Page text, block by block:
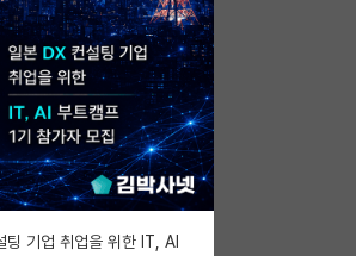
팅 기업 취업을 위한 IT, AI